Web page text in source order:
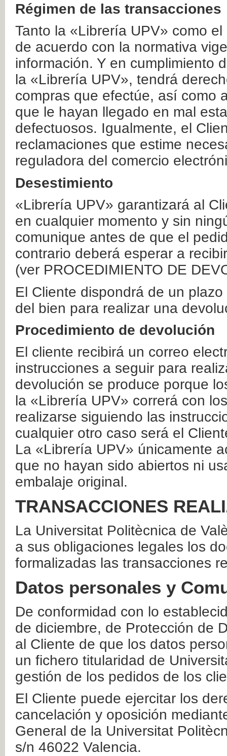
Régimen de las transacciones
Tanto la «Librería UPV» como
de acuerdo con la normativa
información. Y en cumplimiento
la «Librería UPV», tendrá
compras que efectúe, así como
que le hayan llegado en mal
defectuosos. Igualmente, el
reclamaciones que estime
reguladora del comercio
Desestimiento
«Librería UPV» garantizará al
en cualquier momento y sin
comunique antes de que el
contrario deberá esperar a
(ver PROCEDIMIENTO DE
El Cliente dispondrá de un
del bien para realizar una
Procedimiento de devolución
El cliente recibirá un correo
instrucciones a seguir para
devolución se produce porque
la «Librería UPV» correrá con
realizarse siguiendo las
cualquier otro caso será el
La «Librería UPV» únicamente
que no hayan sido abiertos ni
embalaje original.
TRANSACCIONES
La Universitat Politècnica de
a sus obligaciones legales los
formalizadas las transacciones
Datos personales y
De conformidad con lo
de diciembre, de Protección de
al Cliente de que los datos
un fichero titularidad de
gestión de los pedidos de los
El Cliente puede ejercitar los
cancelación y oposición
General de la Universitat
s/n 46022 Valencia.